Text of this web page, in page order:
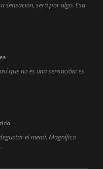
sensación, será por algo. Esa
que no es una sensación: es
el menú. Magnífico